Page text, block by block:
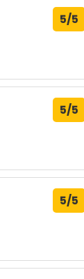
5/5
5/5
5/5